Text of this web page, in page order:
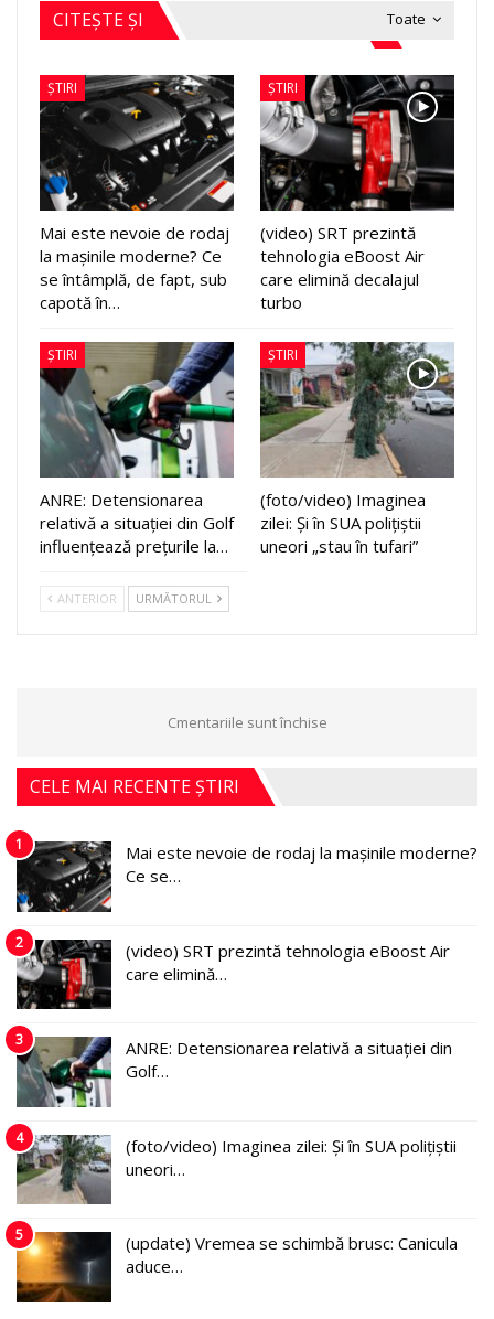
Toate
CITEȘTE ȘI
ȘTIRI
Mai este nevoie de rodaj
la mașinile moderne? Ce
se întâmplă, de fapt, sub
capotă în…
ȘTIRI
(video) SRT prezintă
tehnologia eBoost Air
care elimină decalajul
turbo
ȘTIRI
ANRE: Detensionarea
relativă a situației din Golf
influențează prețurile la…
ȘTIRI
(foto/video) Imaginea
zilei: Și în SUA polițiștii
uneori „stau în tufari”
ANTERIOR URMĂTORUL
Cmentariile sunt închise
CELE MAI RECENTE ȘTIRI
1
Mai este nevoie de rodaj la mașinile moderne?
Ce se…
2
(video) SRT prezintă tehnologia eBoost Air
care elimină…
3
ANRE: Detensionarea relativă a situației din
Golf…
4
(foto/video) Imaginea zilei: Și în SUA polițiștii
uneori…
5
(update) Vremea se schimbă brusc: Canicula
aduce…